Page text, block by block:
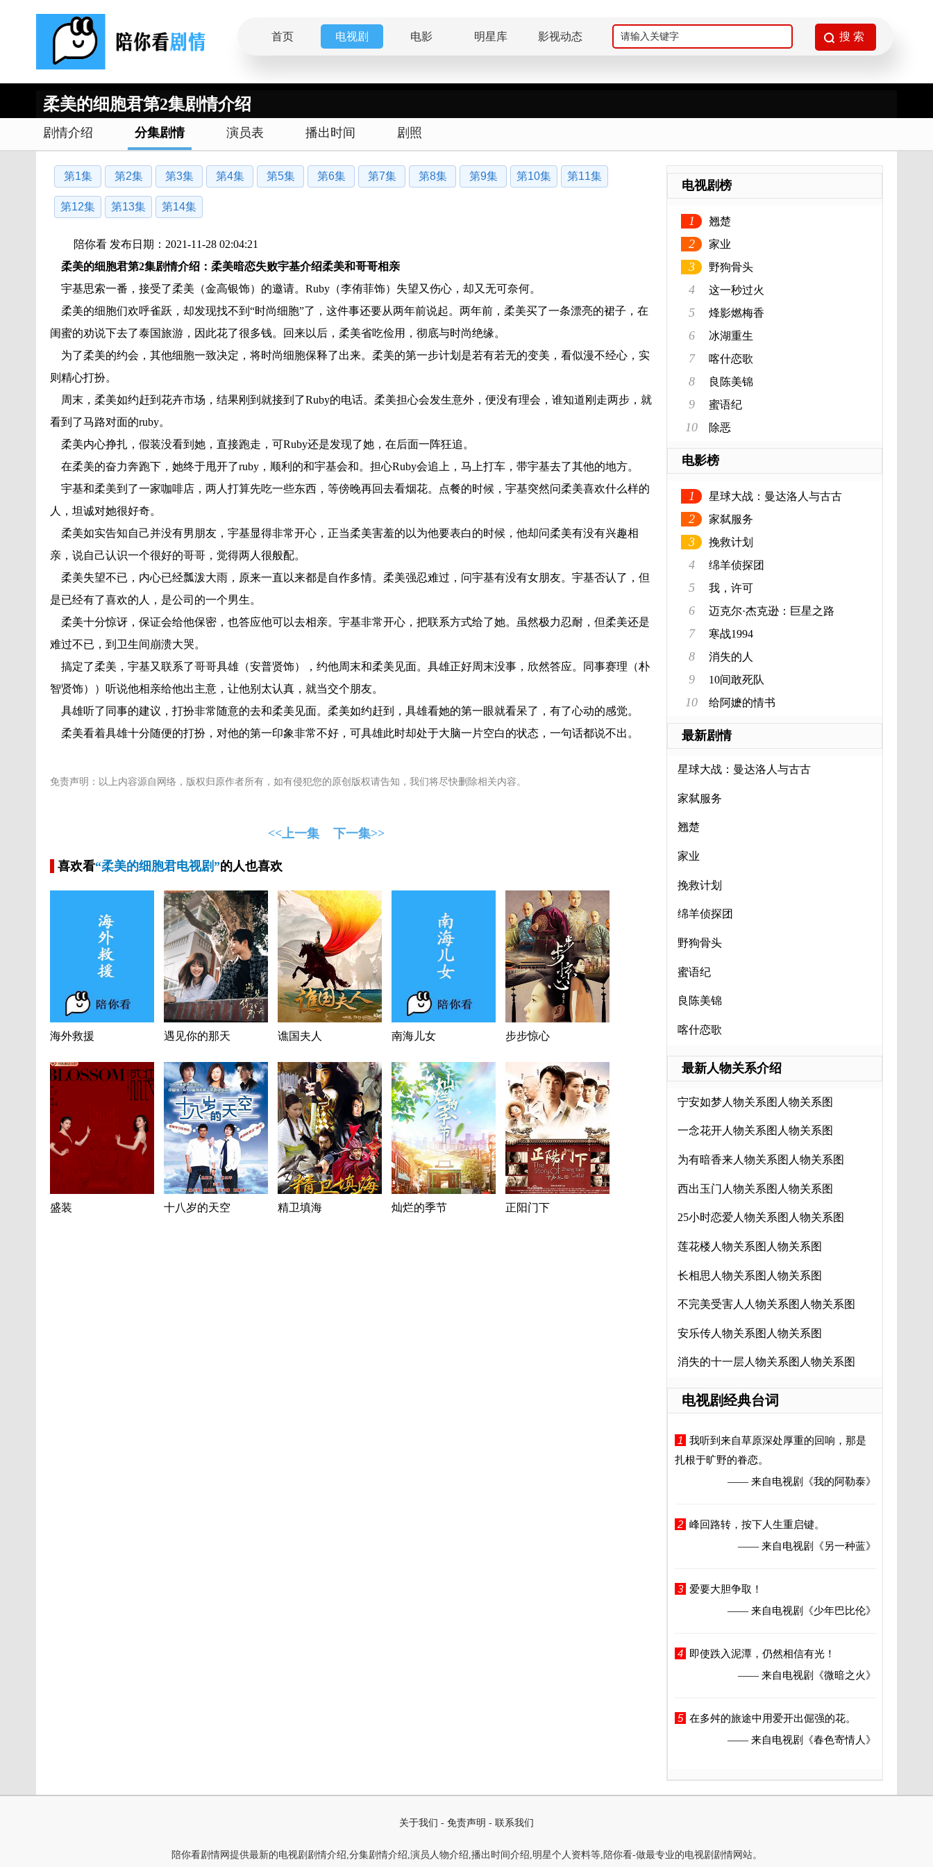
首页 电视剧 电影 明星库 影视动态
柔美的细胞君第2集剧情介绍
剧情介绍 分集剧情 演员表 播出时间 剧照
第1集 第2集 第3集 第4集 第5集 第6集 第7集 第8集 第9集 第10集 第11集
第12集 第13集 第14集
陪你看 发布日期：2021-11-28 02:04:21
柔美的细胞君第2集剧情介绍：柔美暗恋失败宇基介绍柔美和哥哥相亲
宇基思索一番，接受了柔美（金高银饰）的邀请。Ruby（李侑菲饰）失望又伤心，却又无可奈何。
柔美的细胞们欢呼雀跃，却发现找不到“时尚细胞”了，这件事还要从两年前说起。两年前，柔美买了一条漂亮的裙子，在
闺蜜的劝说下去了泰国旅游，因此花了很多钱。回来以后，柔美省吃俭用，彻底与时尚绝缘。
为了柔美的约会，其他细胞一致决定，将时尚细胞保释了出来。柔美的第一步计划是若有若无的变美，看似漫不经心，实
则精心打扮。
周末，柔美如约赶到花卉市场，结果刚到就接到了Ruby的电话。柔美担心会发生意外，便没有理会，谁知道刚走两步，就
看到了马路对面的ruby。
柔美内心挣扎，假装没看到她，直接跑走，可Ruby还是发现了她，在后面一阵狂追。
在柔美的奋力奔跑下，她终于甩开了ruby，顺利的和宇基会和。担心Ruby会追上，马上打车，带宇基去了其他的地方。
宇基和柔美到了一家咖啡店，两人打算先吃一些东西，等傍晚再回去看烟花。点餐的时候，宇基突然问柔美喜欢什么样的
人，坦诚对她很好奇。
柔美如实告知自己并没有男朋友，宇基显得非常开心，正当柔美害羞的以为他要表白的时候，他却问柔美有没有兴趣相
亲，说自己认识一个很好的哥哥，觉得两人很般配。
柔美失望不已，内心已经瓢泼大雨，原来一直以来都是自作多情。柔美强忍难过，问宇基有没有女朋友。宇基否认了，但
是已经有了喜欢的人，是公司的一个男生。
柔美十分惊讶，保证会给他保密，也答应他可以去相亲。宇基非常开心，把联系方式给了她。虽然极力忍耐，但柔美还是
难过不已，到卫生间崩溃大哭。
搞定了柔美，宇基又联系了哥哥具雄（安普贤饰），约他周末和柔美见面。具雄正好周末没事，欣然答应。同事赛理（朴
智贤饰））听说他相亲给他出主意，让他别太认真，就当交个朋友。
具雄听了同事的建议，打扮非常随意的去和柔美见面。柔美如约赶到，具雄看她的第一眼就看呆了，有了心动的感觉。
柔美看着具雄十分随便的打扮，对他的第一印象非常不好，可具雄此时却处于大脑一片空白的状态，一句话都说不出。
免责声明：以上内容源自网络，版权归原作者所有，如有侵犯您的原创版权请告知，我们将尽快删除相关内容。
<<上一集 下一集>>
喜欢看“柔美的细胞君电视剧”的人也喜欢
海外救援 遇见你的那天 谯国夫人 南海儿女 步步惊心
盛装 十八岁的天空 精卫填海 灿烂的季节 正阳门下
电视剧榜
1 翘楚
2 家业
3 野狗骨头
4 这一秒过火
5 烽影燃梅香
6 冰湖重生
7 喀什恋歌
8 良陈美锦
9 蜜语纪
10 除恶
电影榜
1 星球大战：曼达洛人与古古
2 家弑服务
3 挽救计划
4 绵羊侦探团
5 我，许可
6 迈克尔·杰克逊：巨星之路
7 寒战1994
8 消失的人
9 10间敢死队
10 给阿嬷的情书
最新剧情
星球大战：曼达洛人与古古
家弑服务
翘楚
家业
挽救计划
绵羊侦探团
野狗骨头
蜜语纪
良陈美锦
喀什恋歌
最新人物关系介绍
宁安如梦人物关系图人物关系图
一念花开人物关系图人物关系图
为有暗香来人物关系图人物关系图
西出玉门人物关系图人物关系图
25小时恋爱人物关系图人物关系图
莲花楼人物关系图人物关系图
长相思人物关系图人物关系图
不完美受害人人物关系图人物关系图
安乐传人物关系图人物关系图
消失的十一层人物关系图人物关系图
电视剧经典台词
1
我听到来自草原深处厚重的回响，那是
扎根于旷野的眷恋。
—— 来自电视剧
《我的阿勒泰》
2 峰回路转，按下人生重启键。
—— 来自电视剧
《另一种蓝》
3
爱要大胆争取！
—— 来自电视剧
《少年巴比伦》
4
即使跌入泥潭，仍然相信有光！
—— 来自电视剧
《微暗之火》
5 在多舛的旅途中用爱开出倔强的花。
—— 来自电视剧
《春色寄情人》
关于我们 - 免责声明 - 联系我们
陪你看剧情网提供最新的电视剧剧情介绍,分集剧情介绍,演员人物介绍,播出时间介绍,明星个人资料等,陪你看-做最专业的电视剧剧情网站。